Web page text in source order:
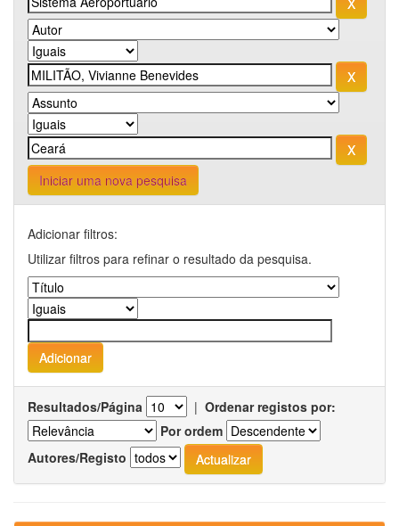
Iniciar uma nova pesquisa
Adicionar filtros:
Utilizar filtros para refinar o resultado da pesquisa.
Resultados/Página | Ordenar registos por:
Por ordem
Autores/Registo